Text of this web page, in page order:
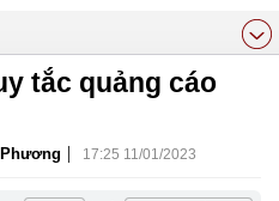
tắc quảng cáo
| 17:25 11/01/2023